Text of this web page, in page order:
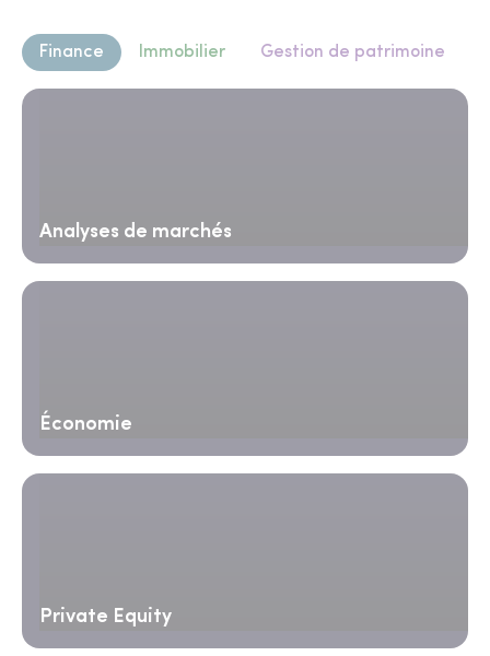
Finance Immobilier Gestion de patrimoine
Analyses de marchés
Économie
Private Equity